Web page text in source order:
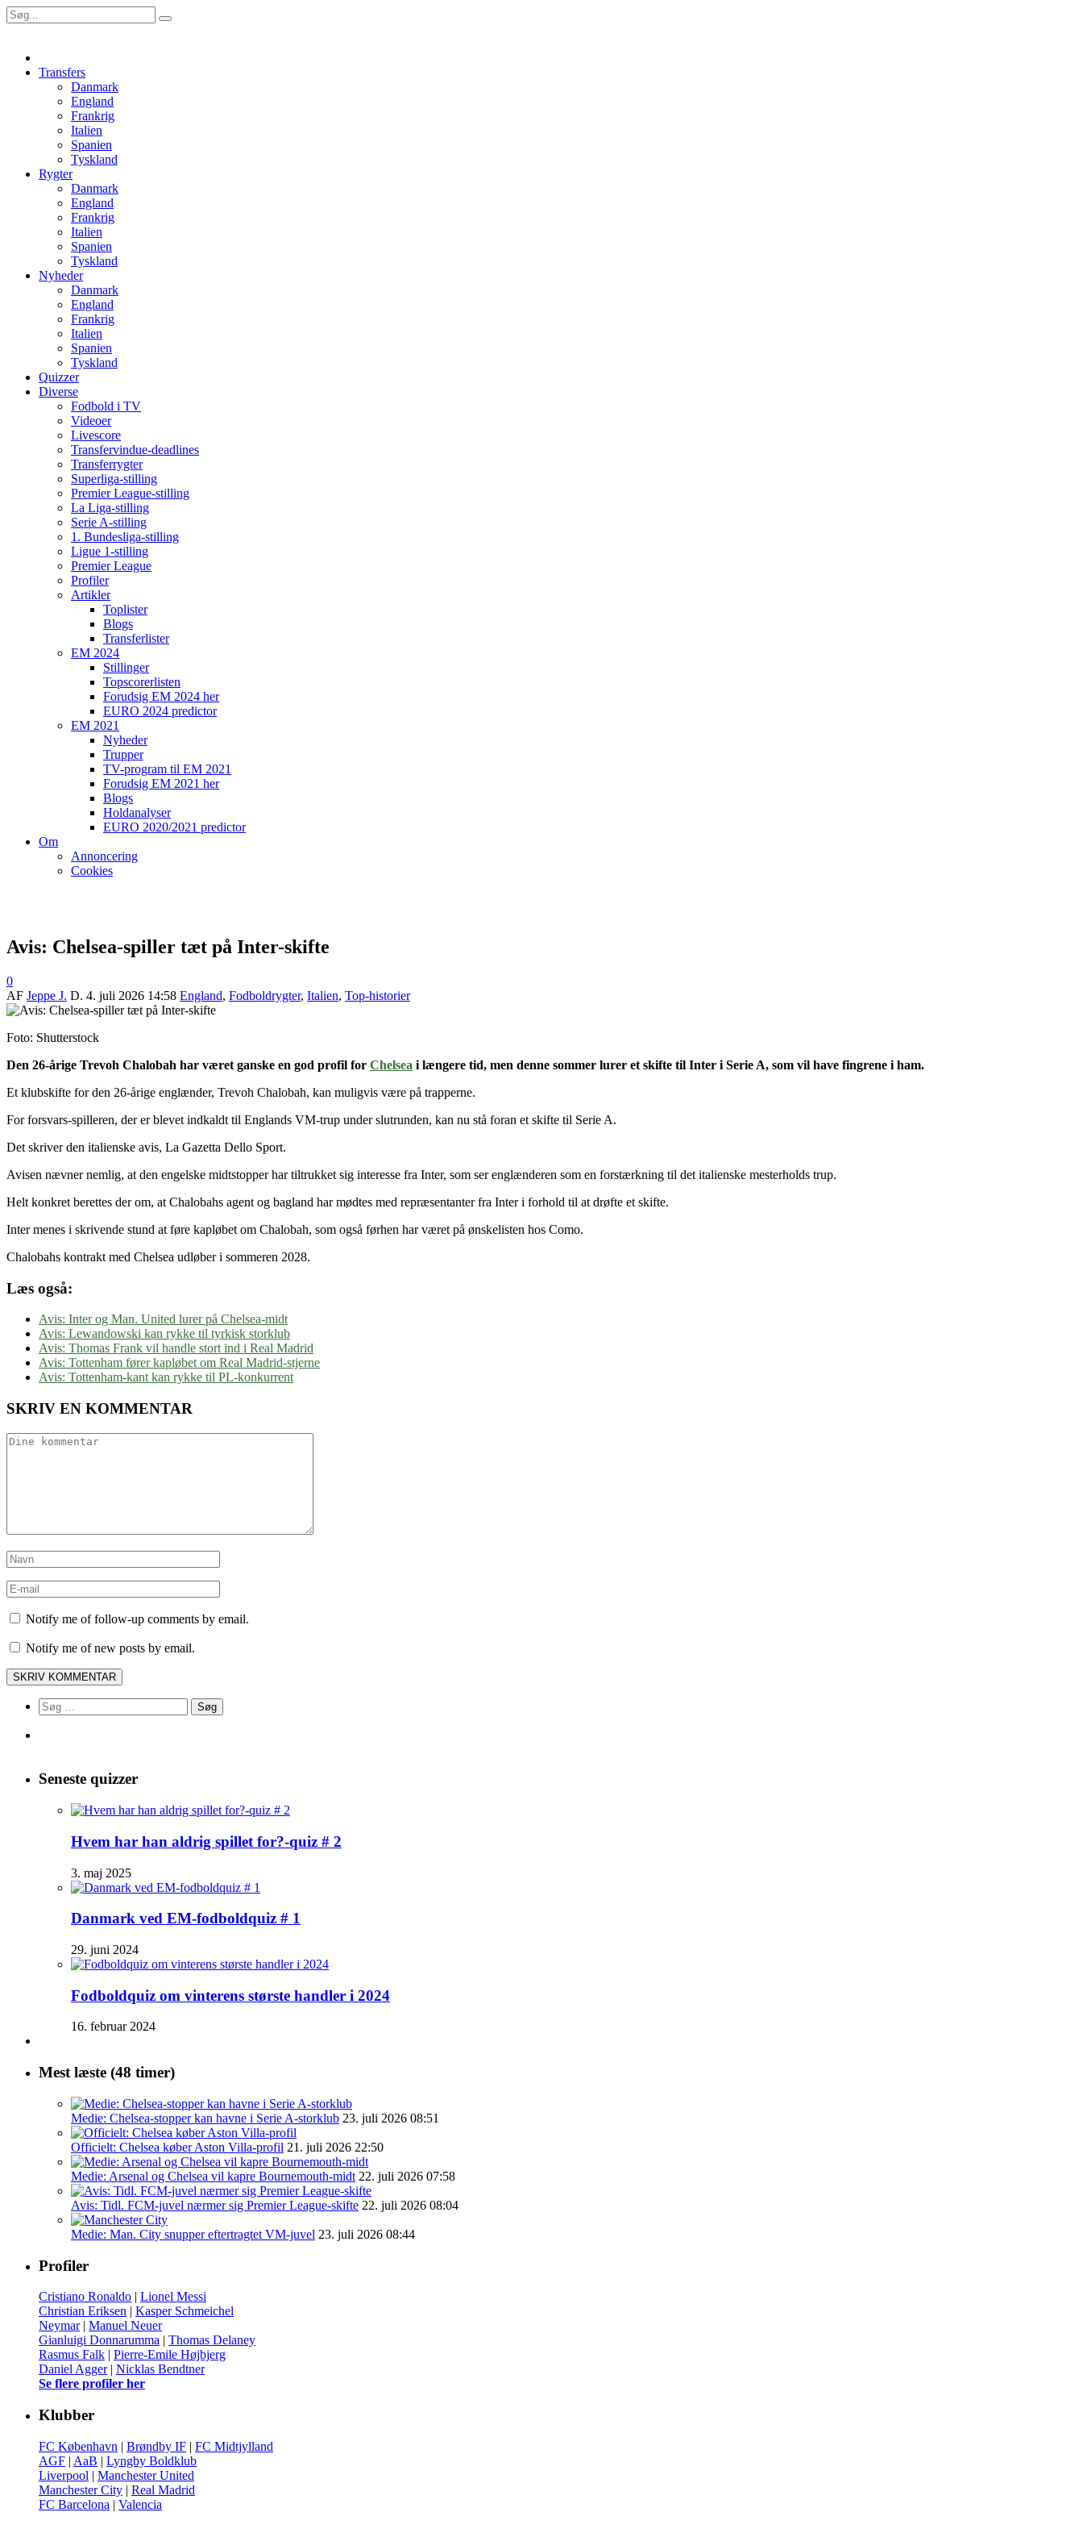
Transfers
Danmark
England
Frankrig
Italien
Spanien
Tyskland
Rygter
Danmark
England
Frankrig
Italien
Spanien
Tyskland
Nyheder
Danmark
England
Frankrig
Italien
Spanien
Tyskland
Quizzer
Diverse
Fodbold i TV
Videoer
Livescore
Transfervindue-deadlines
Transferrygter
Superliga-stilling
Premier League-stilling
La Liga-stilling
Serie A-stilling
1. Bundesliga-stilling
Ligue 1-stilling
Premier League
Profiler
Artikler
Toplister
Blogs
Transferlister
EM 2024
Stillinger
Topscorerlisten
Forudsig EM 2024 her
EURO 2024 predictor
EM 2021
Nyheder
Trupper
TV-program til EM 2021
Forudsig EM 2021 her
Blogs
Holdanalyser
EURO 2020/2021 predictor
Om
Annoncering
Cookies
Avis: Chelsea-spiller tæt på Inter-skifte
0
AF Jeppe J. D. 4. juli 2026 14:58 England, Fodboldrygter, Italien, Top-historier
Foto: Shutterstock
Den 26-årige Trevoh Chalobah har været ganske en god profil for Chelsea i længere tid, men denne sommer lurer et skifte til Inter i Serie A, som vil have fingrene i ham.
Et klubskifte for den 26-årige englænder, Trevoh Chalobah, kan muligvis være på trapperne.
For forsvars-spilleren, der er blevet indkaldt til Englands VM-trup under slutrunden, kan nu stå foran et skifte til Serie A.
Det skriver den italienske avis, La Gazetta Dello Sport.
Avisen nævner nemlig, at den engelske midtstopper har tiltrukket sig interesse fra Inter, som ser englænderen som en forstærkning til det italienske mesterholds trup.
Helt konkret berettes der om, at Chalobahs agent og bagland har mødtes med repræsentanter fra Inter i forhold til at drøfte et skifte.
Inter menes i skrivende stund at føre kapløbet om Chalobah, som også førhen har været på ønskelisten hos Como.
Chalobahs kontrakt med Chelsea udløber i sommeren 2028.
Læs også:
Avis: Inter og Man. United lurer på Chelsea-midt
Avis: Lewandowski kan rykke til tyrkisk storklub
Avis: Thomas Frank vil handle stort ind i Real Madrid
Avis: Tottenham fører kapløbet om Real Madrid-stjerne
Avis: Tottenham-kant kan rykke til PL-konkurrent
SKRIV EN KOMMENTAR
Notify me of follow-up comments by email.
Notify me of new posts by email.
Søg
efter:
Seneste quizzer
Hvem har han aldrig spillet for?-quiz # 2
3. maj 2025
Danmark ved EM-fodboldquiz # 1
29. juni 2024
Fodboldquiz om vinterens største handler i 2024
16. februar 2024
Mest læste (48 timer)
Medie: Chelsea-stopper kan havne i Serie A-storklub 23. juli 2026 08:51
Officielt: Chelsea køber Aston Villa-profil 21. juli 2026 22:50
Medie: Arsenal og Chelsea vil kapre Bournemouth-midt 22. juli 2026 07:58
Avis: Tidl. FCM-juvel nærmer sig Premier League-skifte 22. juli 2026 08:04
Medie: Man. City snupper eftertragtet VM-juvel 23. juli 2026 08:44
Profiler
Cristiano Ronaldo | Lionel Messi
Christian Eriksen | Kasper Schmeichel
Neymar| Manuel Neuer
Gianluigi Donnarumma | Thomas Delaney
Rasmus Falk | Pierre-Emile Højbjerg
Daniel Agger| Nicklas Bendtner
Se flere profiler her
Klubber
FC København | Brøndby IF | FC Midtjylland
AGF | AaB | Lyngby Boldklub
Liverpool | Manchester United
Manchester City | Real Madrid
FC Barcelona | Valencia